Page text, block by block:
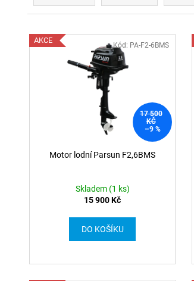
z
n
V
ý
AKCE
17 500
KČ
–9 %
Motor lodní Parsun F2,6BMS
Skladem (1 ks)
15 900 Kč
DO KOŠÍKU
Kód: PA-F2-6BMS